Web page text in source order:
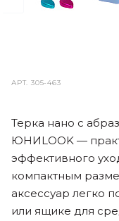
АРТ.305-463
Терка нано с
ЮНИLOOK —
эффективного
компактным
аксессуар легко
или ящике для